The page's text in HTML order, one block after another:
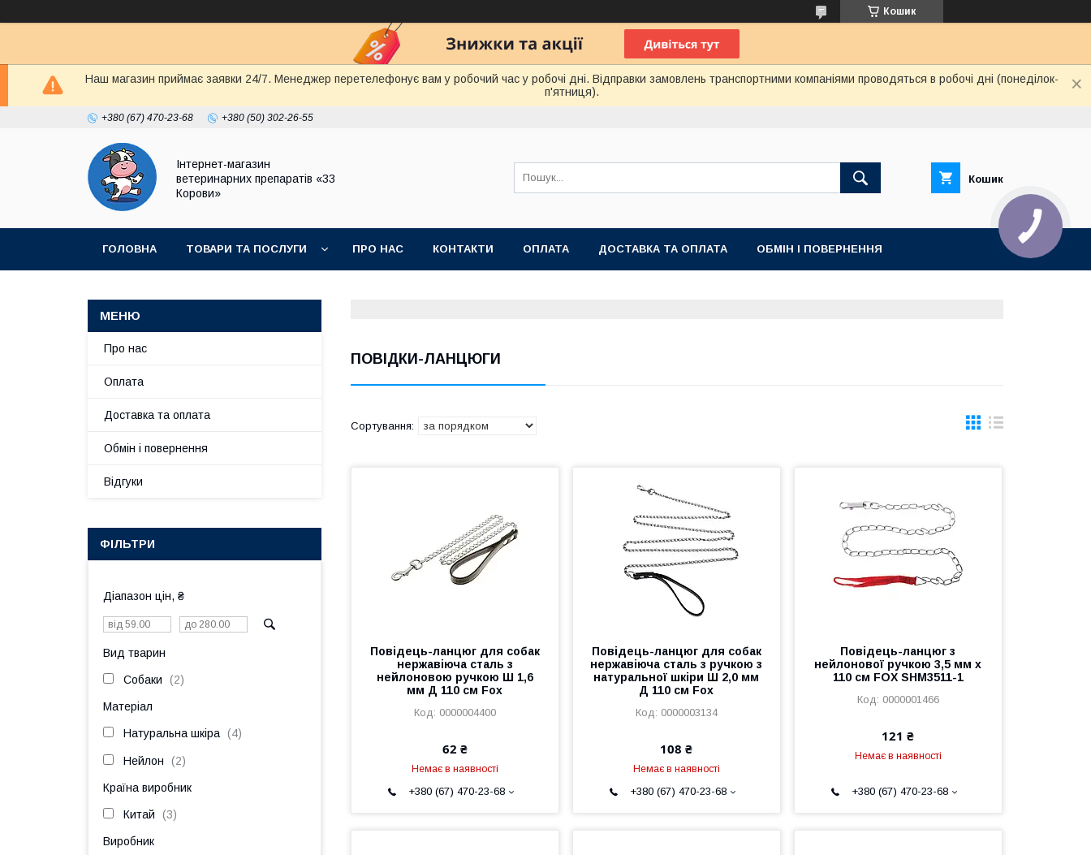
Кошик
Наш магазин приймає заявки 24/7. Менеджер перетелефонує вам у робочий час у робочі дні. Відправки замовлень транспортними компаніями проводяться в робочі дні (понеділок-
п'ятниця).
+380 (67) 470-23-68 +380 (50) 302-26-55
Інтернет-магазин
ветеринарних препаратів «33
Корови»
Кошик
ГОЛОВНА ТОВАРИ ТА ПОСЛУГИ ПРО НАС КОНТАКТИ ОПЛАТА ДОСТАВКА ТА ОПЛАТА ОБМІН І ПОВЕРНЕННЯ
ПОВІДКИ-ЛАНЦЮГИ
Повідець-ланцюг для собак
нержавіюча сталь з
нейлоновою ручкою Ш 1,6
мм Д 110 см Fох
0000004400
62 ₴
Немає в наявності
+380 (67) 470-23-68
Повідець-ланцюг для собак
нержавіюча сталь з ручкою з
натуральної шкіри Ш 2,0 мм
Д 110 см Fох
0000003134
108 ₴
Немає в наявності
+380 (67) 470-23-68
Повідець-ланцюг з
нейлонової ручкою 3,5 мм х
110 см FOX SHM3511-1
0000001466
121 ₴
Немає в наявності
+380 (67) 470-23-68
Про нас
Оплата
Доставка та оплата
Обмін і повернення
Відгуки
ФІЛЬТРИ
Діапазон цін, ₴
Вид тварин
Собаки 2
Матеріал
Натуральна шкіра 4
Нейлон 2
Країна виробник
Китай 3
Виробник